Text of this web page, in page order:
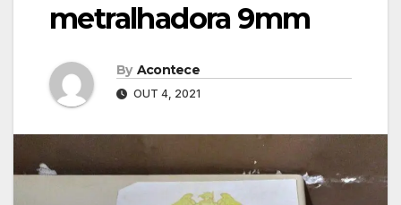
metralhadora 9mm
By Acontece
OUT 4, 2021